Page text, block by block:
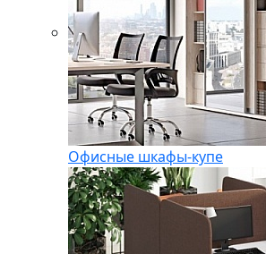
Офисные шкафы-купе